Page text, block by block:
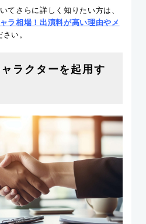
てさらに詳しく知りたい方は、
ラ相場！出演料が高い理由やメ
い。
ラクターを起用す